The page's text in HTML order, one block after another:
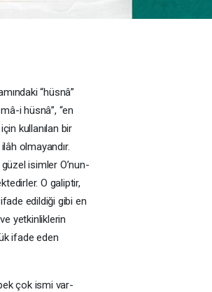
“hüsnâ”
i hüsnâ”, “en
kullanılan bir
olmayandır.
isimler O’nun-
O galiptir,
edildiği gibi en
yetkinliklerin
ifade eden
çok ismi var-